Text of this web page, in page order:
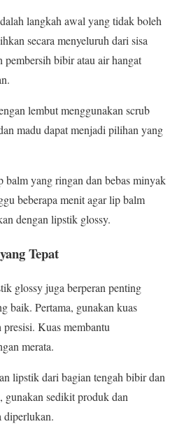
langkah awal yang tidak boleh
secara menyeluruh dari sisa
bibir atau air hangat
lembut menggunakan scrub
madu dapat menjadi pilihan yang
balm yang ringan dan bebas minyak
beberapa menit agar lip balm
dengan lipstik glossy.
Tepat
glossy juga berperan penting
baik. Pertama, gunakan kuas
Kuas membantu
merata.
lipstik dari bagian tengah bibir dan
gunakan sedikit produk dan
diperlukan.